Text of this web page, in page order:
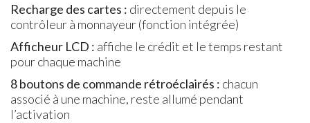
Recharge des cartes : directement depuis le
contrôleur à monnayeur (fonction intégrée)
Afficheur LCD : affiche le crédit et le temps restant
pour chaque machine
8 boutons de commande rétroéclairés : chacun
associé à une machine, reste allumé pendant
l’activation